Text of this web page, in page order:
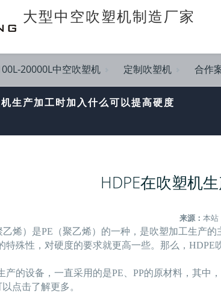
大型中空吹塑机制造厂家
20000L中空吹塑机 定制吹塑机 合作
生产加工时加入什么可以提高硬度
HDPE在吹塑机
来源： 本站
乙烯）是PE（聚乙烯）的一种，是吹塑加工生产
特殊性，对硬度的要求就更高一些。那么，
产的设备，一直采用的是PE、PP的原材料，其中
以点击了解更多。